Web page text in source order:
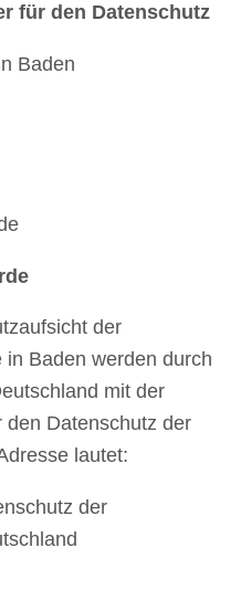
für den Datenschutz
Baden
der
Baden werden durch
mit der
den Datenschutz der
lautet:
der